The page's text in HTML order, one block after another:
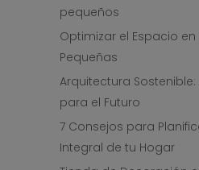
pequeños
Optimizar el Espacio en
Pequeñas
Arquitectura
para el Futuro
7 Consejos para
Integral de tu Hogar